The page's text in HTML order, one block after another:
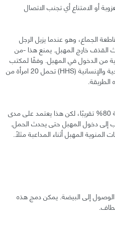
أو الامتناع أي تجنب الاتصال
الجماع، وهو عندما يزيل الرجل
خارج المهبل. يمنع هذا -من
من الدخول في المهبل. وفقًا لمكتب
الولايات المتحدة للخدمات الصحية والإنسانية (HHS) تحمل 20 امرأة من
بمعنى آخر، يكون الانسحاب فعالًا بنسبة 80% تقريبًا، لكن هذا يعتمد على مدى
إلى دخول المهبل حتى يحدث الحمل.
المهبل أثناء المداعبة مثلًا.
الوصول إلى البيضة. يمكن دمج هذه